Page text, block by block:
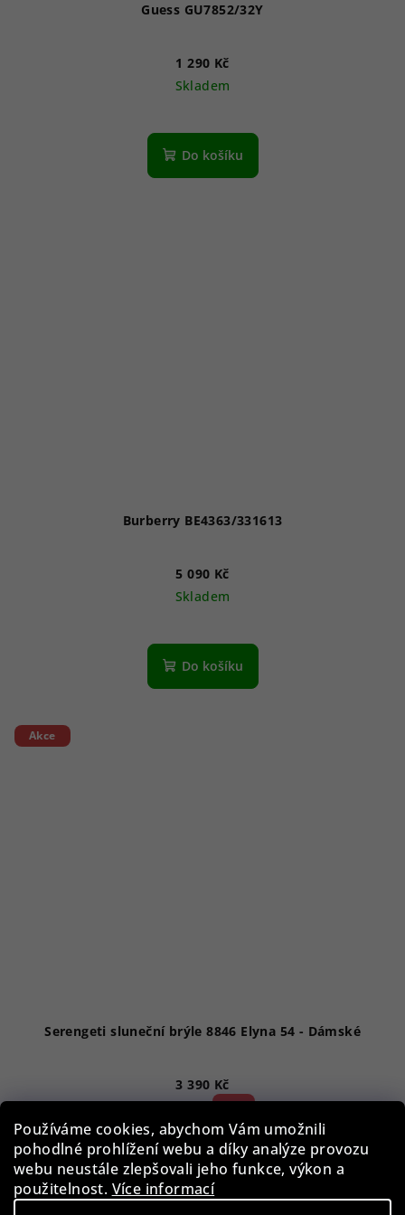
Používáme cookies, abychom Vám umožnili
pohodlné prohlížení webu a díky analýze provozu
webu neustále zlepšovali jeho funkce, výkon a
použitelnost. Více informací
Guess GU7852/32Y
1 290 Kč
Skladem
Do košíku
Burberry BE4363/331613
5 090 Kč
Skladem
Do košíku
Akce
Serengeti sluneční brýle 8846 Elyna 54 - Dámské
3 390 Kč
7 090 Kč
52 %)
Skladem
Do košíku